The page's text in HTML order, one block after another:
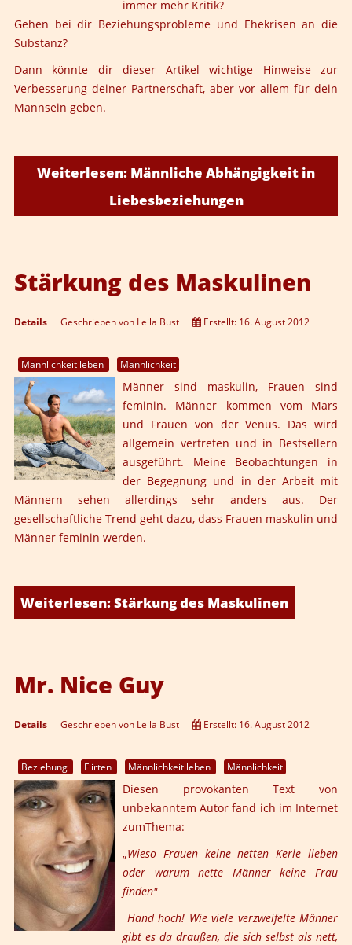
immer mehr Kritik?
Gehen bei dir Beziehungsprobleme und Ehekrisen an die
Substanz?
Dann könnte dir dieser Artikel wichtige Hinweise zur
Verbesserung deiner Partnerschaft, aber vor allem für dein
Mannsein geben.
Weiterlesen: Männliche Abhängigkeit in
Liebesbeziehungen
Stärkung des Maskulinen
Details Geschrieben von Leila Bust Erstellt: 16. August 2012
Männlichkeit leben Männlichkeit
Männer sind maskulin, Frauen sind
feminin. Männer kommen vom Mars
und Frauen von der Venus. Das wird
allgemein vertreten und in Bestsellern
ausgeführt. Meine Beobachtungen in
der Begegnung und in der Arbeit mit
Männern sehen allerdings sehr anders aus. Der
gesellschaftliche Trend geht dazu, dass Frauen maskulin und
Männer feminin werden.
Weiterlesen: Stärkung des Maskulinen
Mr. Nice Guy
Details Geschrieben von Leila Bust Erstellt: 16. August 2012
Beziehung Flirten Männlichkeit leben Männlichkeit
Diesen provokanten Text von
unbekanntem Autor fand ich im Internet
zumThema:
„Wieso Frauen keine netten Kerle lieben
oder warum nette Männer keine Frau
finden"
Hand hoch! Wie viele verzweifelte Männer
gibt es da draußen, die sich selbst als nett,